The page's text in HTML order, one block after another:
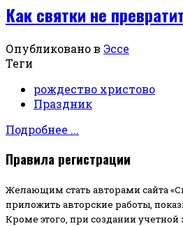
Как святки не
Опубликовано в Эссе
Теги
рождество христово
Праздник
Подробнее ...
Правила регистрации
Желающим стать авторами сайта
приложить авторские работы,
Кроме этого, при создании учетной